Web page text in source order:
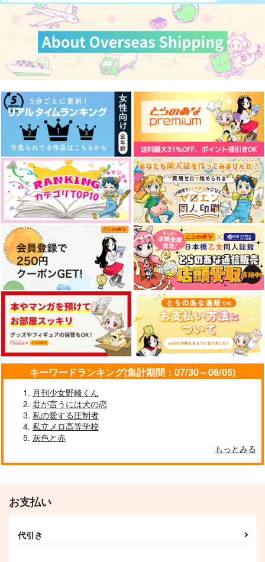
Now Loading!
みなと屋
582円（税込）
クラウド×ティファ
サンプル
作品詳細
LOCK!LOCK!LOCK H
EART!
Basso!
787円（税込）
クラウド×ティファ
サンプル
作品詳細
ラブユーオルウェイ
みなと屋
582円（税込）
クラウド×ティファ
サンプル
作品詳細
ティファがクラウドの
願いを何でも叶える本
Basso!
787円 （税込）
クラウド×ティファ
サンプル
作品詳細
CONNECT
CROMATICO
825円（税込）
クラウド×ティファ
サンプル
王国へ
ナトリウムランプ
1,997円（税込）
セフィロス×クラウド
サンプル
サンプル
カート
サンプル サンプル
どうしたってハッピー
エンド
Basso!
専売 1,100円
クラウド×ティファ
サンプル
カート
いつか夜通し陽が昇る
まで
境界線
専売 724円（税込）
ファイナルファンタジー
クラウド×ティファ
サンプル
カート
ラブユーオルウェイ
ズ！
みなと屋
582円（税込）
ファイナルファンタジー
クラウド×ティファ
サンプル
カート
キーワードランキング(集計期間：07/30～08/05)
月刊少女野崎くん
君が言うには犬の恋
私の愛する圧制者
私立メロ高等学校
灰色と赤
もっとみる
お支払い
代引き